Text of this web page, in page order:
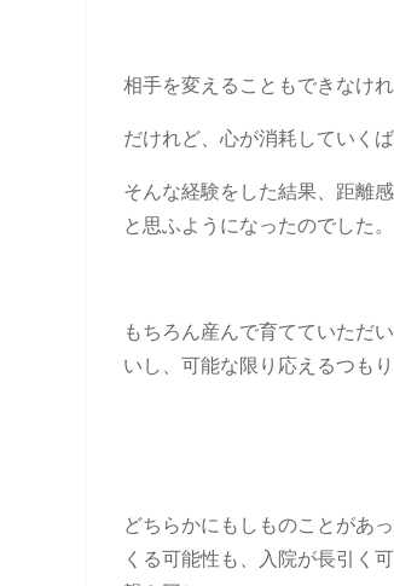
相手を変えることもできなけ
だけれど、心が消耗していく
そんな経験をした結果、距離
と思ふようになったのでした。
もちろん産んで育てていただ
いし、可能な限り応えるつもり
どちらかにもしものことがあ
くる可能性も、入院が長引く